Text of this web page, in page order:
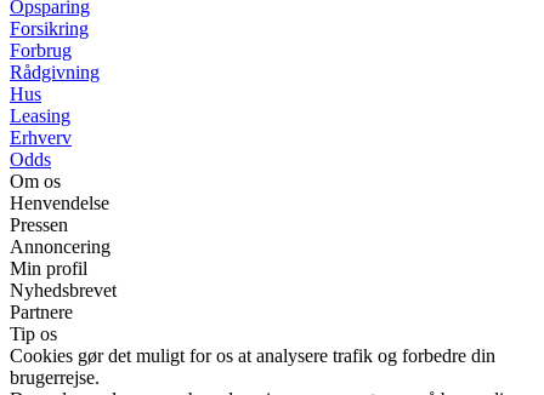
Opsparing
Forsikring
Forbrug
Rådgivning
Hus
Leasing
Erhverv
Odds
Om os
Henvendelse
Pressen
Annoncering
Min profil
Nyhedsbrevet
Partnere
Tip os
Cookies gør det muligt for os at analysere trafik og forbedre din
brugerrejse.